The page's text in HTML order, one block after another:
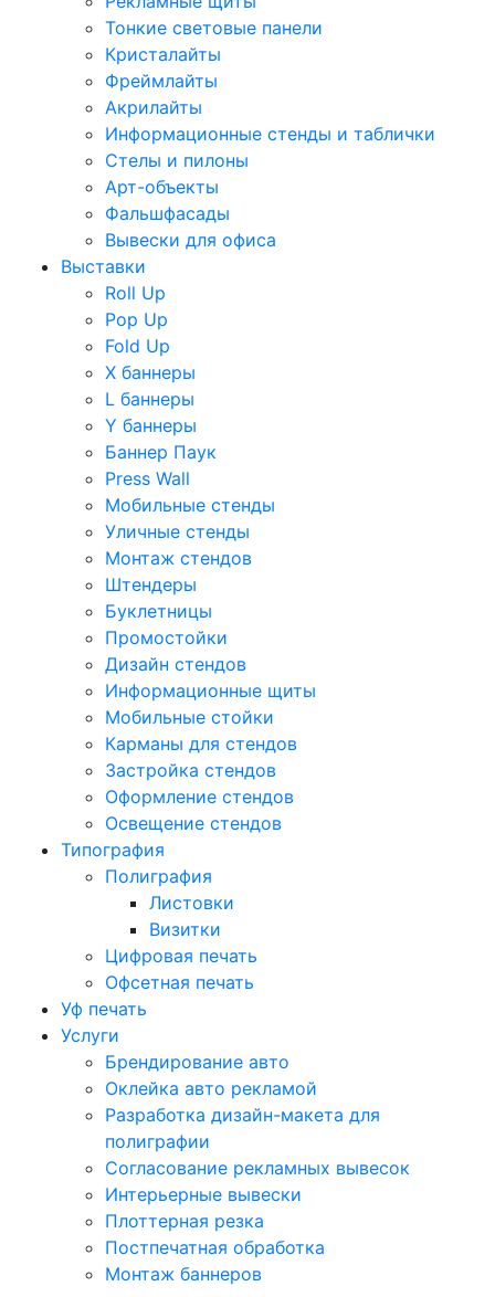
Тонкие световые панели
Кристалайты
Фреймлайты
Акрилайты
Информационные стенды и таблички
Стелы и пилоны
Арт-объекты
Фальшфасады
Вывески для офиса
Выставки
Roll Up
Pop Up
Fold Up
Х баннеры
L баннеры
Y баннеры
Баннер Паук
Press Wall
Мобильные стенды
Уличные стенды
Монтаж стендов
Штендеры
Буклетницы
Промостойки
Дизайн стендов
Информационные щиты
Мобильные стойки
Карманы для стендов
Застройка стендов
Оформление стендов
Освещение стендов
Типография
Полиграфия
Листовки
Визитки
Цифровая печать
Офсетная печать
Уф печать
Услуги
Брендирование авто
Оклейка авто рекламой
Разработка дизайн-макета для
полиграфии
Согласование рекламных вывесок
Интерьерные вывески
Плоттерная резка
Постпечатная обработка
Монтаж баннеров